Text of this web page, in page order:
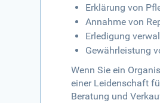
Erklärung von
Annahme von
Erledigung
Gewährleistung
Wenn Sie ein
einer Leidenschaft
Beratung und